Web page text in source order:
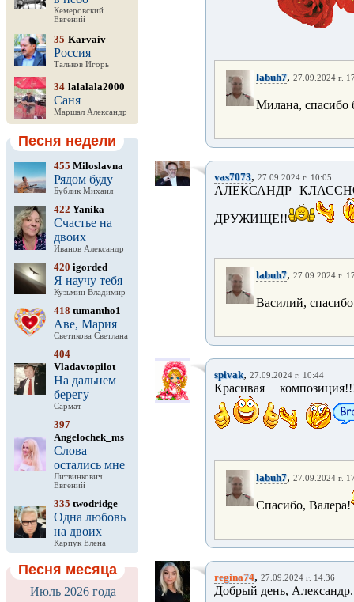
Кемеровский
Евгений
35 Karvaiv
Россия
Тальков Игорь
34 lalalala2000
Саня
Маршал Александр
Песня недели
455 Miloslavna
Рядом буду
Бублик Михаил
422 Yanika
Счастье на
двоих
Иванов Александр
420 igorded
Я научу тебя
Кузьмин Владимир
418 tumantho1
Аве, Мария
Светикова Светлана
404
Vladavtopilot
На дальнем
берегу
Сармат
397
Angelochek_ms
Слова
остались мне
Литвинкович
Евгений
335 twodridge
Одна любовь
на двоих
Карпук Елена
Песня месяца
Июль 2026 года
labuh7, 27.09.2024 г.
Милана, спасибо
vas7073, 27.09.2024 г. 10:05
АЛЕКСАНДР
ДРУЖИЩЕ!!
labuh7, 27.09.2024 г.
Василий,
spivak, 27.09.2024 г. 10:44
Красивая
labuh7, 27.09.2024 г.
Спасибо, Валера!
regina74, 27.09.2024 г. 14:36
Добрый день, Александр.